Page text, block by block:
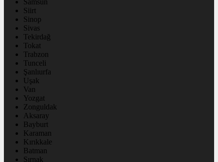
Samsun
Siirt
Sinop
Sivas
Tekirdağ
Tokat
Trabzon
Tunceli
Şanlıurfa
Uşak
Van
Yozgat
Zonguldak
Aksaray
Bayburt
Karaman
Kırıkkale
Batman
Şırnak